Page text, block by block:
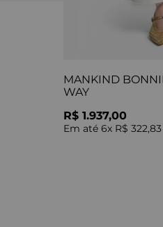
MANKIND
WAY
R$ 1.937,00
Em até 6x R$ 322,83